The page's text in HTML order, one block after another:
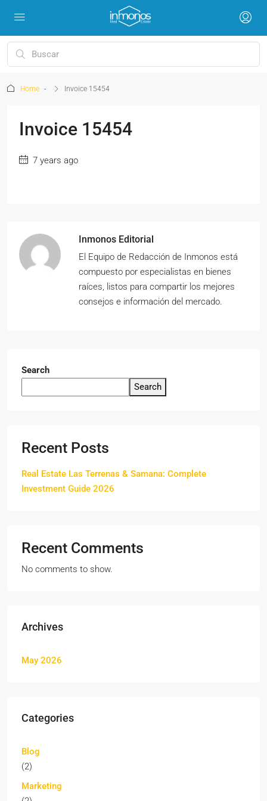
Home Invoice 15454
Invoice 15454
7 years ago
Inmonos Editorial
El Equipo de Redacción de Inmonos está
compuesto por especialistas en bienes
raíces, listos para compartir los mejores
consejos e información del mercado.
Search
Search
Recent Posts
Real Estate Las Terrenas & Samana: Complete
Investment Guide 2026
Recent Comments
No comments to show.
Archives
May 2026
Categories
Blog
(2)
Marketing